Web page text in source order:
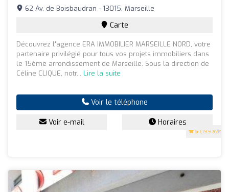
5 (199 avis)
62 Av. de Boisbaudran - 13015, Marseille
Carte
Découvrez l'agence ERA IMMOBILIER MARSEILLE NORD, votre
partenaire privilégié pour tous vos projets immobiliers dans
le 15ème arrondissement de Marseille. Sous la direction de
Céline CLIQUE, notr... Lire la suite
Voir le téléphone
Voir e-mail Horaires